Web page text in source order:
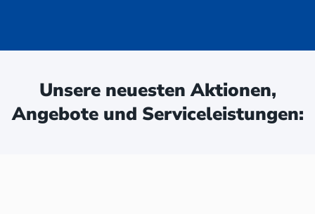
Unsere neuesten Aktionen,
Angebote und Serviceleistungen: